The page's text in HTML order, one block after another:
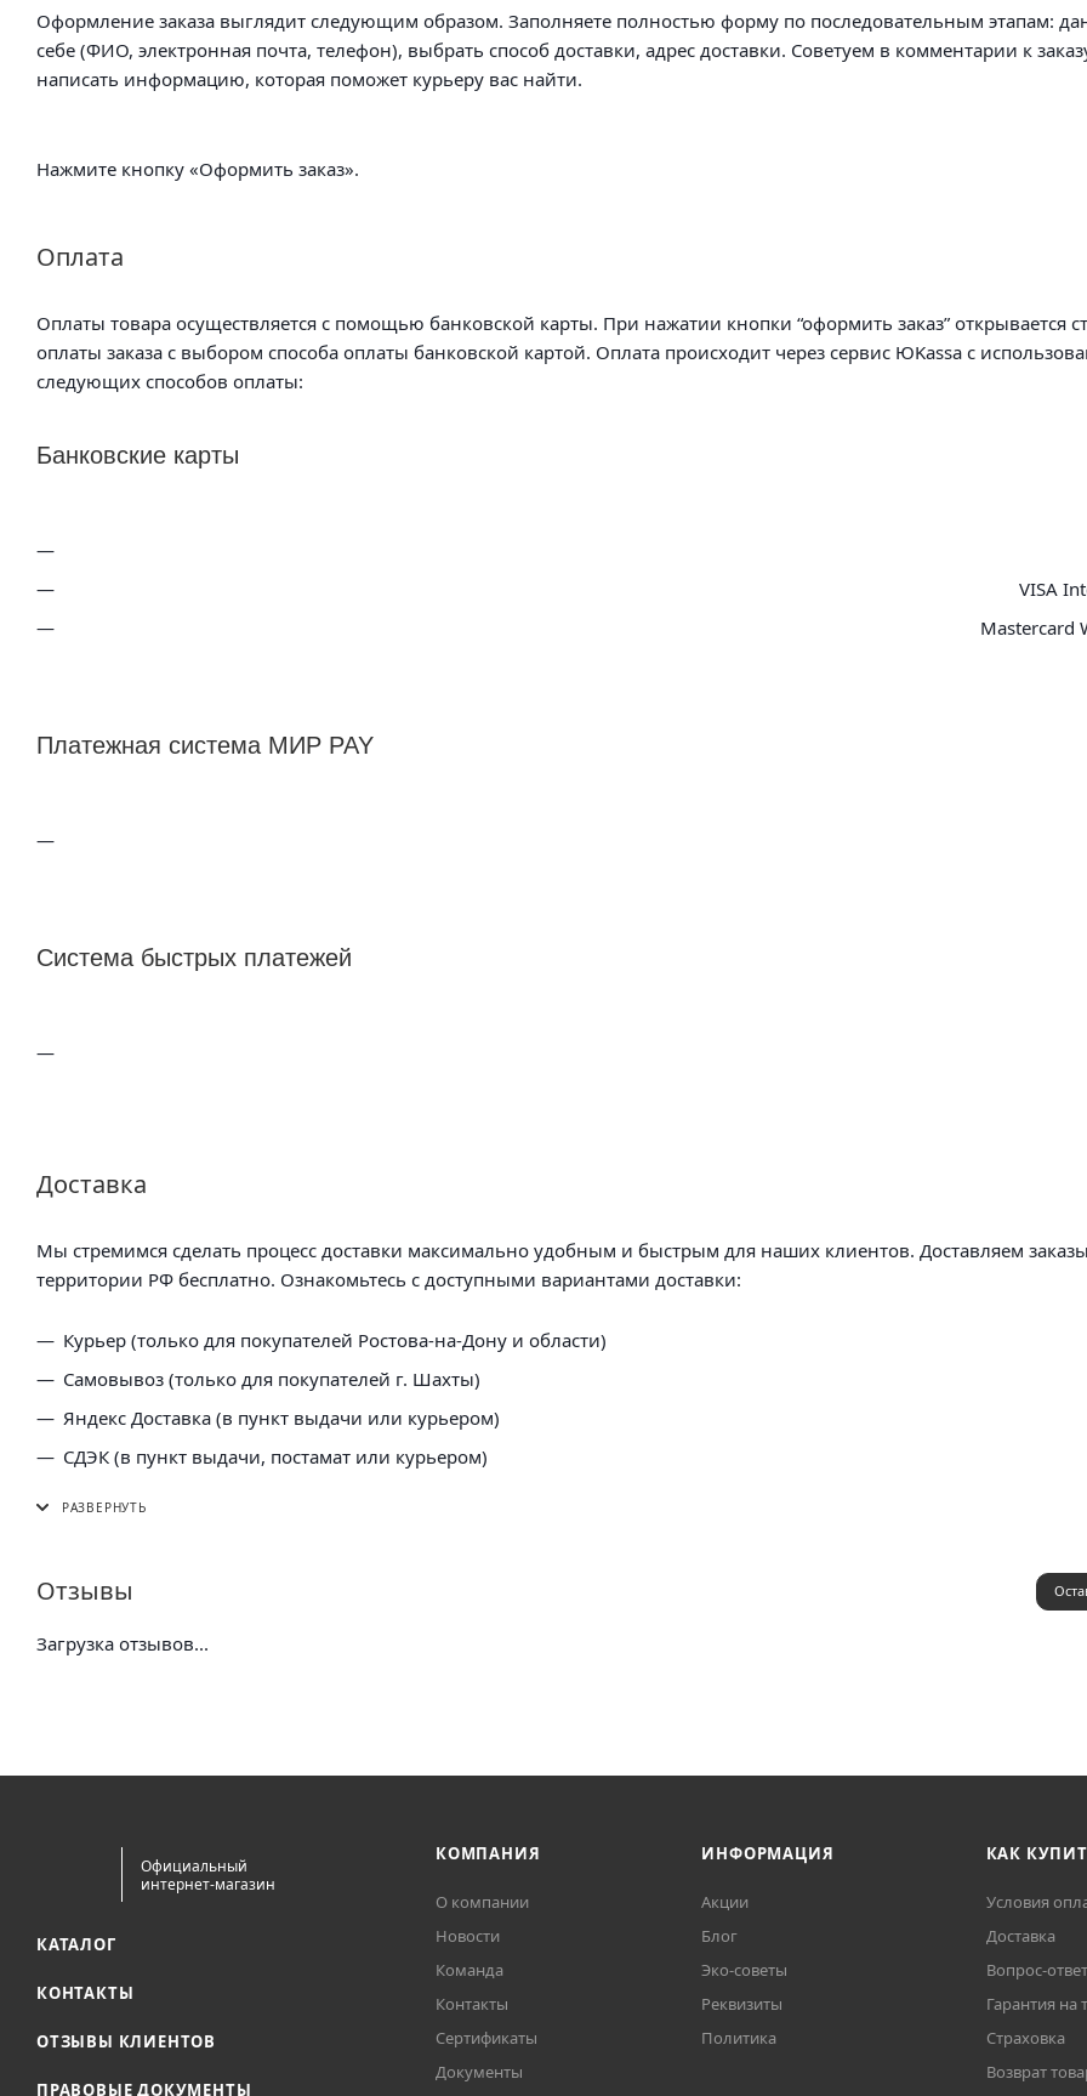
Оформление заказа выглядит следующим образом. Заполняете полностью форму по последовательным этапам:
себе (ФИО, электронная почта, телефон), выбрать способ доставки, адрес доставки. Советуем в комментарии к
написать информацию, которая поможет курьеру вас найти.
Нажмите кнопку «Оформить заказ».
Оплата
Оплаты товара осуществляется с помощью банковской карты. При нажатии кнопки “оформить заказ” открывается
оплаты заказа с выбором способа оплаты банковской картой. Оплата происходит через сервис ЮKassa с
следующих способов оплаты:
Банковские карты
VISA
Mastercard
Платежная система МИР PAY
Система быстрых платежей
Доставка
Мы стремимся сделать процесс доставки максимально удобным и быстрым для наших клиентов. Доставляем
территории РФ бесплатно. Ознакомьтесь с доступными вариантами доставки:
Курьер (только для покупателей Ростова-на-Дону и области)
Самовывоз (только для покупателей г. Шахты)
Яндекс Доставка (в пункт выдачи или курьером)
СДЭК (в пункт выдачи, постамат или курьером)
Отзывы
Загрузка отзывов...
Официальный
интернет-магазин
КАТАЛОГ
КОНТАКТЫ
ОТЗЫВЫ КЛИЕНТОВ
ПРАВОВЫЕ ДОКУМЕНТЫ
КОМПАНИЯ
О компании
Новости
Команда
Контакты
Сертификаты
Документы
ИНФОРМАЦИЯ
Акции
Блог
Эко-советы
Реквизиты
Политика
КАК
Условия
Доставка
Вопрос-ответ
Гарантия на
Страховка
Возврат